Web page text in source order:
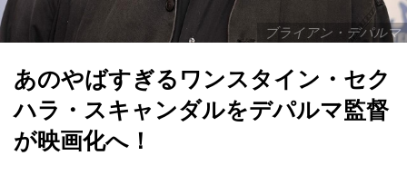
ブライアン・デパルマ
あのやばすぎるワンスタイン・セク
ハラ・スキャンダルをデパルマ監督
が映画化へ！